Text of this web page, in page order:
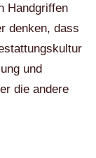
Handgriffen
denken, dass
und
die andere